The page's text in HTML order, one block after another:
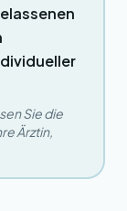
Sie die
Ärztin,